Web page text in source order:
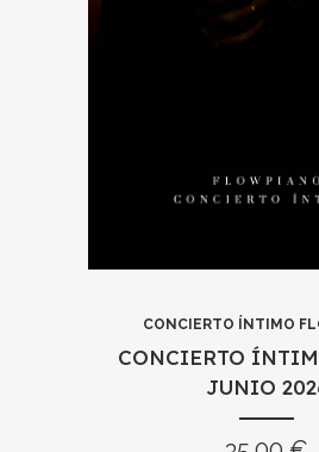
CONCIERTO ÍNTIMO
CONCIERTO
JUNIO
DE JUNIO